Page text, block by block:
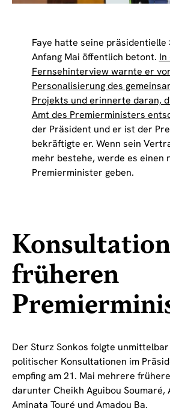
Faye hatte seine präsidentielle
Anfang Mai öffentlich betont. In
Fernsehinterview warnte er
Personalisierung des
Projekts und erinnerte daran,
Amt des Premierministers
der Präsident und er ist der
bekräftigte er. Wenn sein
mehr bestehe, werde es einen
Premierminister geben.
früheren
Der Sturz Sonkos folgte
politischer Konsultationen im
empfing am 21. Mai mehrere
darunter Cheikh Aguibou Soumaré,
Aminata Touré und Amadou Ba.